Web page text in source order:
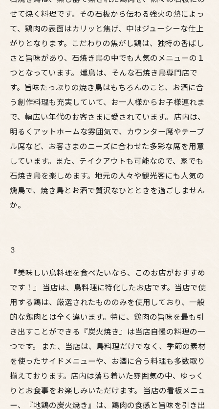
せて焼く料理です。その石板から伝わる強火の熱によっ
て、鶏肉の表面はカリッと焦げ、中はジューシーな仕上
がりとなります。こだわりの焦がし鶏は、独特の香ばし
さと旨味があり、石焼き鳥の中でも人気のメニューの１
つとなっています。 燻鳥は、そんな石焼き鳥専門店で
す。旨味たっぷりの焼き鳥はもちろんのこと、お酒に合
う創作料理も充実していて、お一人様からお子様連れま
で、幅広い年代のお客さまに愛されています。 店内は、
明るくアットホームな雰囲気で、カウンター席やテーブ
ル席など、お客さまのニーズに合わせた多彩な席を用意
しています。また、テイクアウトも可能なので、家でも
石焼き鳥を楽しめます。地元の人々や観光客にも人気の
燻鳥で、焼き鳥とお酒で贅沢なひとときを過ごしません
か。
3
『美味しい鳥料理を食べたいなら、このお店がおすすめ
です！』 当店は、鳥料理に特化したお店です。当店で使
用する鶏は、厳選されたもののみを使用しており、一般
的な鶏肉とは全く違います。特に、鶏肉の旨味を最も引
き出すことができる『炭火焼き』は当店自慢の料理の一
つです。 また、当店は、鳥料理だけでなく、季節の素材
を使ったサイドメニューや、お酒に合う料理も多数取り
揃えております。店内は落ち着いた雰囲気の中、ゆっく
りとお食事をお楽しみいただけます。 当店の看板メニュ
ー、『地鶏の炭火焼き』は、鶏肉の食感と旨味を引き出